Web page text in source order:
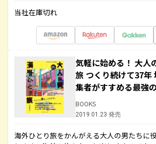
当社在庫切れ
気軽に始める！ 大人
旅 つくり続けて37年
集者がすすめる最強
BOOKS
2019.01.23 発売
海外ひとり旅をかんがえる大人の男たちに